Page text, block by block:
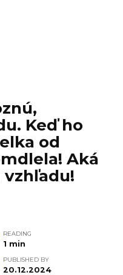
Keď ho
od
Aká
vzhľadu!
READING
1 min
PUBLISHED BY
20.12.2024